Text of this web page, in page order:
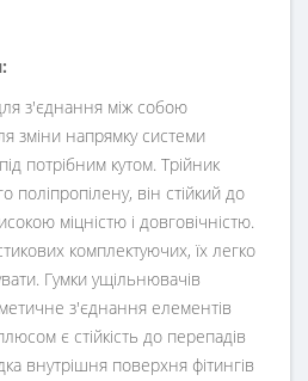
з'єднання між собою
зміни напрямку системи
потрібним кутом. Трійник
поліпропілену, він стійкий до
міцністю і довговічністю.
комплектуючих, їх легко
Гумки ущільнювачів
з'єднання елементів
є стійкість до перепадів
внутрішня поверхня фітингів